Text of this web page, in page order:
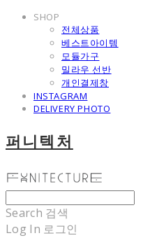
SHOP
전체상품
베스트아이템
모듈가구
밀라우 선반
개인결제창
INSTAGRAM
DELIVERY PHOTO
퍼니텍처
Search 검색
Log In 로그인